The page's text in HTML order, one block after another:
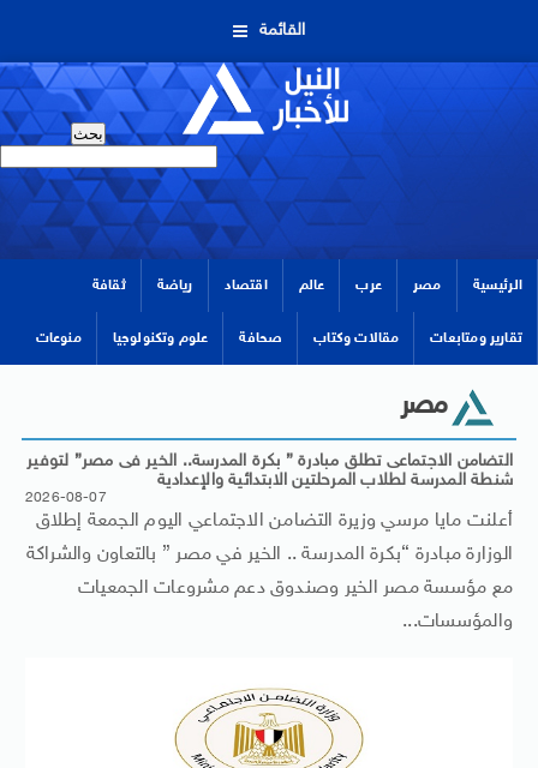
القائمة
الرئيسية مصر عرب عالم اقتصاد رياضة ثقافة
تقارير ومتابعات مقالات وكتاب صحافة علوم وتكنولوجيا منوعات
مصر
التضامن الاجتماعى تطلق مبادرة ” بكرة المدرسة.. الخير فى مصر” لتوفير
شنطة المدرسة لطلاب المرحلتين الابتدائية والإعدادية
2026-08-07
أعلنت مايا مرسي وزيرة التضامن الاجتماعي اليوم الجمعة إطلاق
الوزارة مبادرة “بكرة المدرسة .. الخير في مصر ” بالتعاون والشراكة
مع مؤسسة مصر الخير وصندوق دعم مشروعات الجمعيات
والمؤسسات...